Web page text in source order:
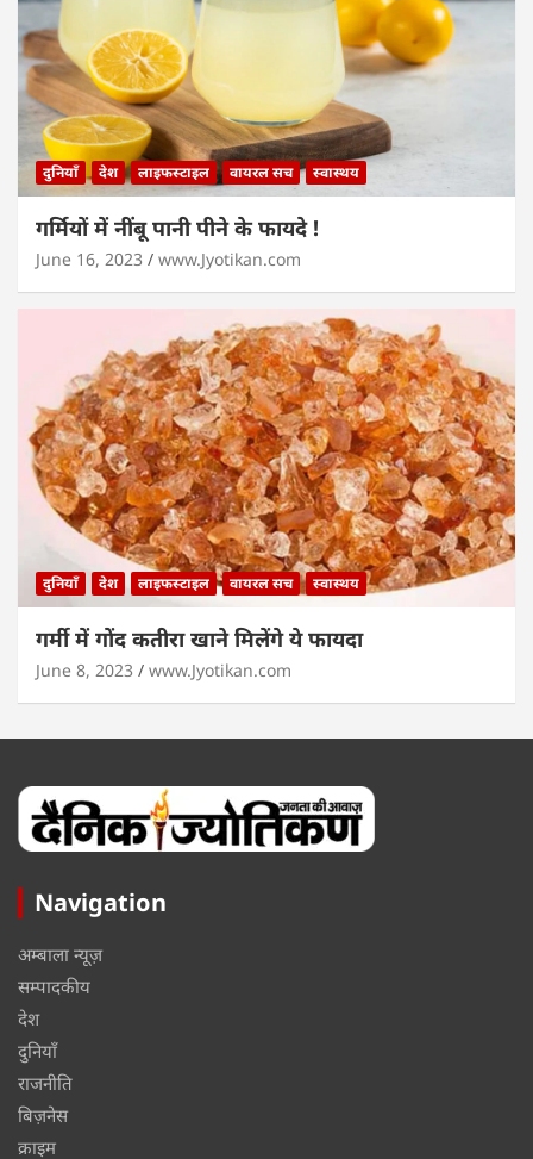
दुनियाँ देश लाइफस्टाइल वायरल सच स्वास्थय
गर्मियों में नींबू पानी पीने के फायदे !
June 16, 2023 www.Jyotikan.com
दुनियाँ देश लाइफस्टाइल वायरल सच स्वास्थय
गर्मी में गोंद कतीरा खाने मिलेंगे ये फायदा
June 8, 2023 www.Jyotikan.com
Navigation
अम्बाला न्यूज़
सम्पादकीय
देश
दुनियाँ
राजनीति
बिज़नेस
क्राइम